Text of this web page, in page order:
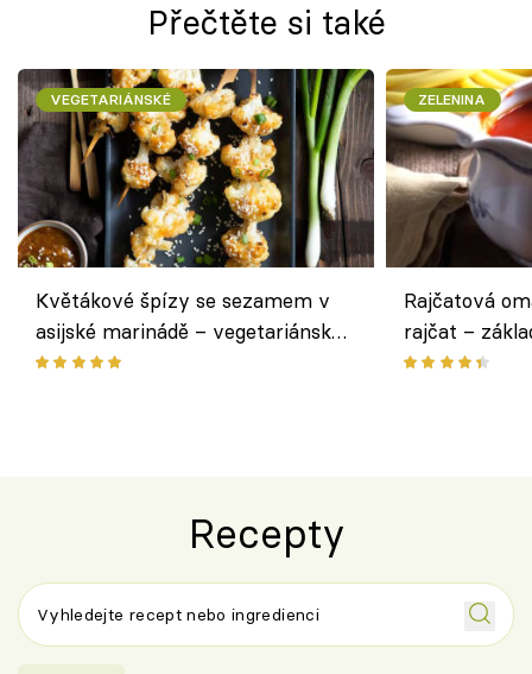
Přečtěte si také
VEGETARIÁNSKÉ
Květákové špízy se sezamem v
asijské marinádě – vegetariánská
chuťovka z grilu
ZELENINA
Rajčatová
rajčat –
Recepty